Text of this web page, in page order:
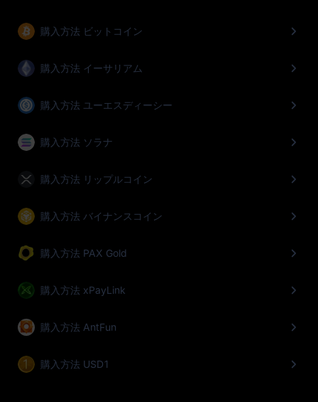
購入方法 ビットコイン
購入方法 イーサリアム
購入方法 ユーエスディーシー
購入方法 ソラナ
購入方法 リップルコイン
購入方法 バイナンスコイン
購入方法 PAX Gold
購入方法 xPayLink
購入方法 AntFun
購入方法 USD1